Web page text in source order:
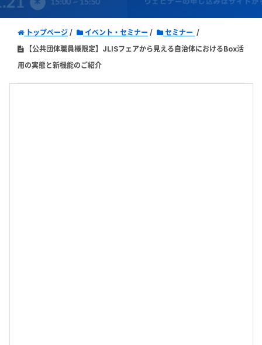
トップページ イベント・セミナー
セミナー
【公共団体職員様限定】JLISフェアから見える自治体におけるBox活
用の実態と新機能のご紹介